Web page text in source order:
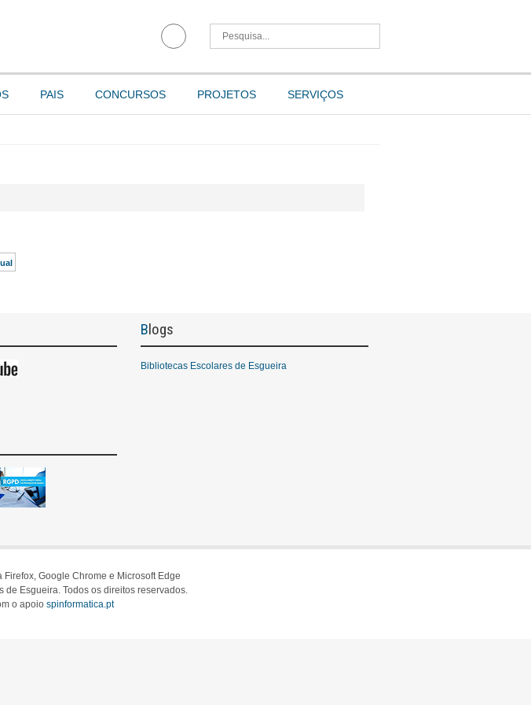
PAIS CONCURSOS PROJETOS SERVIÇOS
Blogs
Bibliotecas Escolares de Esgueira
Google Chrome e Microsoft Edge
Esgueira. Todos os direitos reservados.
o apoio spinformatica.pt